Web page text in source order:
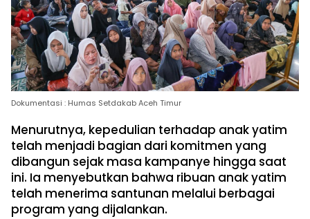
Dokumentasi : Humas Setdakab Aceh Timur
Menurutnya, kepedulian terhadap anak yatim
telah menjadi bagian dari komitmen yang
dibangun sejak masa kampanye hingga saat
ini. Ia menyebutkan bahwa ribuan anak yatim
telah menerima santunan melalui berbagai
program yang dijalankan.